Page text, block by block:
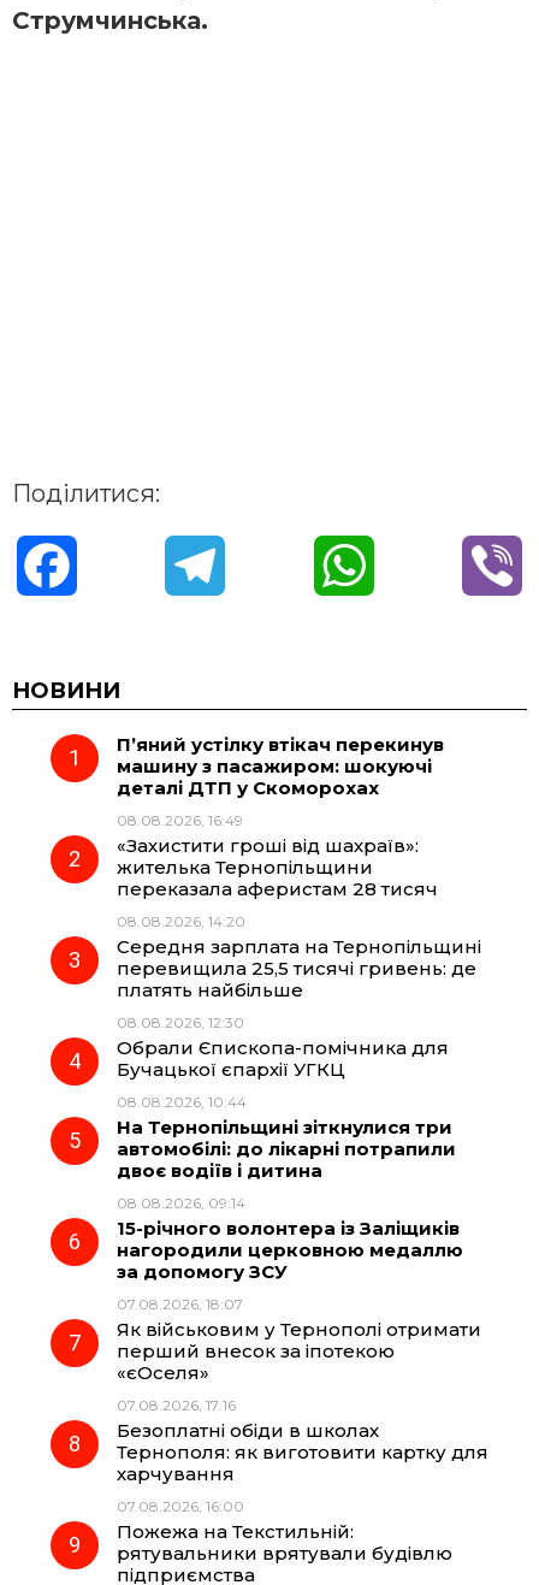
Струмчинська.
Поділитися:
c
e
o
k
e
g
r
a
m
t
НОВИНИ
П’яний устілку втікач перекинув
машину з пасажиром: шокуючі
деталі ДТП у Скоморохах
08.08.2026, 16:49
«Захистити гроші від шахраїв»:
жителька Тернопільщини
переказала аферистам 28 тисяч
08.08.2026, 14:20
Середня зарплата на Тернопільщині
перевищила 25,5 тисячі гривень: де
платять найбільше
08.08.2026, 12:30
Обрали Єпископа-помічника для
Бучацької єпархії УГКЦ
08.08.2026, 10:44
На Тернопільщині зіткнулися три
автомобілі: до лікарні потрапили
двоє водіїв і дитина
08.08.2026, 09:14
15-річного волонтера із Заліщиків
нагородили церковною медаллю
за допомогу ЗСУ
07.08.2026, 18:07
Як військовим у Тернополі отримати
перший внесок за іпотекою
«єОселя»
07.08.2026, 17:16
Безоплатні обіди в школах
Тернополя: як виготовити картку для
харчування
07.08.2026, 16:00
Пожежа на Текстильній:
рятувальники врятували будівлю
підприємства